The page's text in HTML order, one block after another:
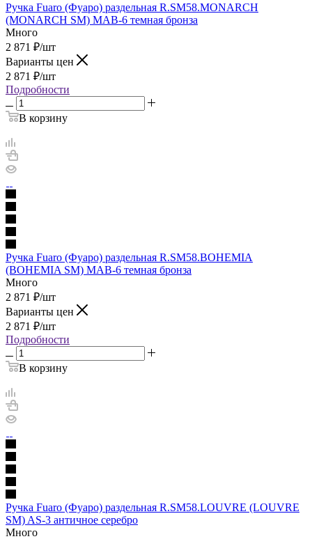
Ручка Fuaro (Фуаро) раздельная R.SM58.MONARCH
(MONARCH SM) MAB-6 темная бронза
Много
2 871 ₽/шт
Варианты цен
2 871 ₽/шт
Подробности
В корзину
Ручка Fuaro (Фуаро) раздельная R.SM58.BOHEMIA
(BOHEMIA SM) MAB-6 темная бронза
Много
2 871 ₽/шт
Варианты цен
2 871 ₽/шт
Подробности
В корзину
Ручка Fuaro (Фуаро) раздельная R.SM58.LOUVRE (LOUVRE
SM) AS-3 античное серебро
Много